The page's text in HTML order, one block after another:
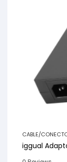
CABLE/
iggual